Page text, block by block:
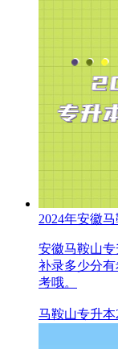
2024年安徽
安徽马鞍山
补录多少分
考哦。
马鞍山专升本